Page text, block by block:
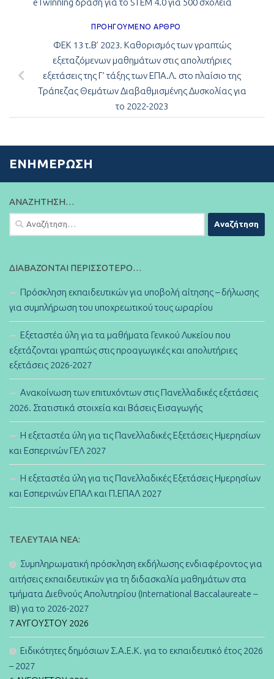
ΠΡΟΗΓΟΎΜΕΝΟ ΆΡΘΡΟ
ΦΕΚ 13 τ.Β’ 2023. Καθορισμός των γραπτώς
εξεταζόμενων μαθημάτων στις απολυτήριες
εξετάσεις της Γ’ τάξης των ΕΠΑ.Λ. στο πλαίσιο της
Τράπεζας Θεμάτων Διαβαθμισμένης Δυσκολίας για
το 2022-2023
ΕΝΗΜΈΡΩΣΗ
ΑΝΑΖΉΤΗΣΗ…
Αναζήτηση
για:
ΔΙΑΒΆΖΟΝΤΑΙ ΠΕΡΙΣΣΌΤΕΡΟ…
Πρόσκληση εκπαιδευτικών για υποβολή αίτησης – δήλωσης
για συμπλήρωση του υποχρεωτικού τους ωραρίου
Εξεταστέα ύλη για τα μαθήματα Γενικού Λυκείου που
εξετάζονται γραπτώς στις προαγωγικές και απολυτήριες
εξετάσεις 2026-2027
Ανακοίνωση των επιτυχόντων στις Πανελλαδικές εξετάσεις
2026. Στατιστικά στοιχεία και Βάσεις Εισαγωγής
Η εξεταστέα ύλη για τις Πανελλαδικές Εξετάσεις Ημερησίων
και Εσπερινών ΓΕΛ 2027
Η εξεταστέα ύλη για τις Πανελλαδικές Εξετάσεις Ημερησίων
και Εσπερινών ΕΠΑΛ και Π.ΕΠΑΛ 2027
ΤΕΛΕΥΤΑΊΑ ΝΈΑ:
Συμπληρωματική πρόσκληση εκδήλωσης ενδιαφέροντος για
αιτήσεις εκπαιδευτικών για τη διδασκαλία μαθημάτων στα
τμήματα Διεθνούς Απολυτηρίου (International Baccalaureate –
IB) για το 2026-2027
7 ΑΥΓΟΎΣΤΟΥ 2026
Ειδικότητες δημόσιων Σ.Α.Ε.Κ. για το εκπαιδευτικό έτος 2026
– 2027